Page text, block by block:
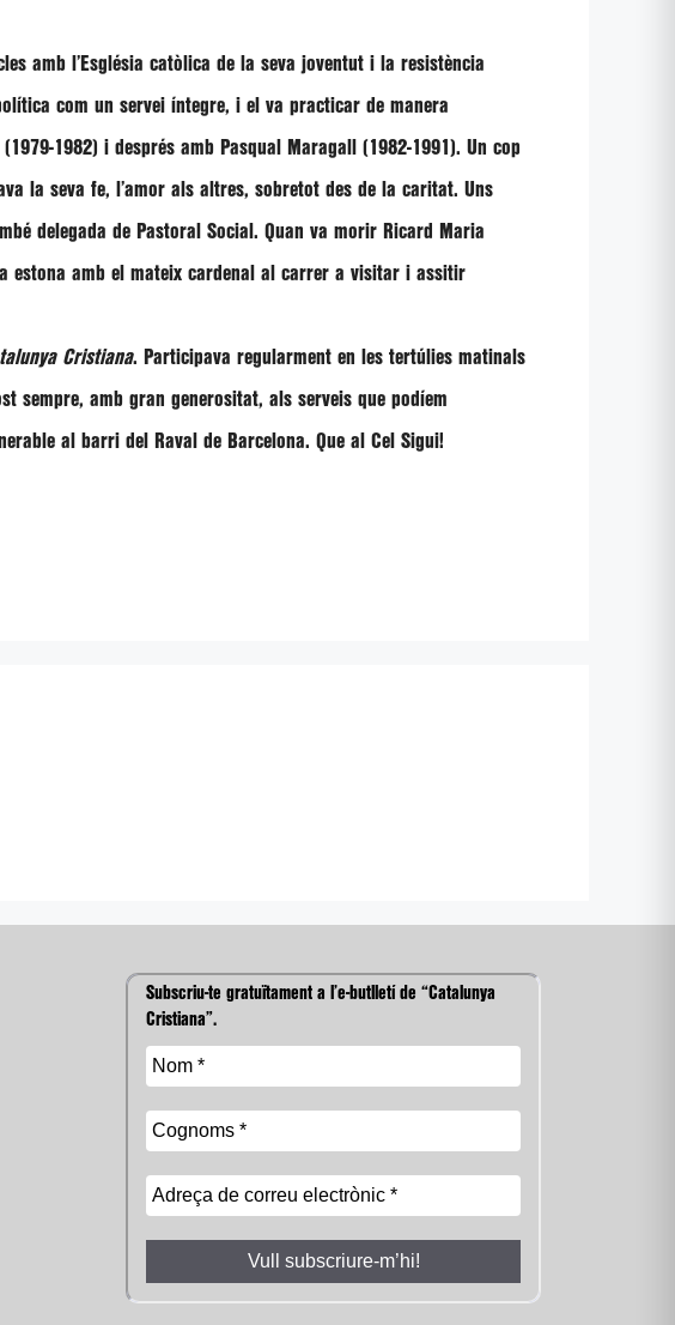
amb l’Església catòlica de la seva joventut i la resistència
com un servei íntegre, i el va practicar de manera
1982) i després amb Pasqual Maragall (1982-1991). Un cop
la seva fe, l’amor als altres, sobretot des de la caritat. Uns
delegada de Pastoral Social. Quan va morir Ricard Maria
estona amb el mateix cardenal al carrer a visitar i assitir
Cristiana. Participava regularment en les tertúlies matinals
sempre, amb gran generositat, als serveis que podíem
al barri del Raval de Barcelona. Que al Cel Sigui!
Subscriu-te gratuïtament a l’e-butlletí de “Catalunya
Cristiana”.